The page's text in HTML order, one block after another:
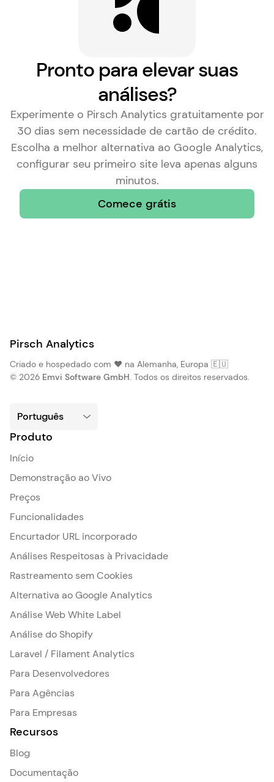
Pronto para elevar suas
análises?
Experimente o Pirsch Analytics gratuitamente por
30 dias sem necessidade de cartão de crédito.
Escolha a melhor alternativa ao Google Analytics,
configurar seu primeiro site leva apenas alguns
minutos.
Comece grátis
Pirsch Analytics
Criado e hospedado com ❤️ na Alemanha, Europa 🇪🇺
© 2026 Emvi Software GmbH. Todos os direitos reservados.
Produto
Início
Demonstração ao Vivo
Preços
Funcionalidades
Encurtador URL incorporado
Análises Respeitosas à Privacidade
Rastreamento sem Cookies
Alternativa ao Google Analytics
Análise Web White Label
Análise do Shopify
Laravel / Filament Analytics
Para Desenvolvedores
Para Agências
Para Empresas
Recursos
Blog
Documentação